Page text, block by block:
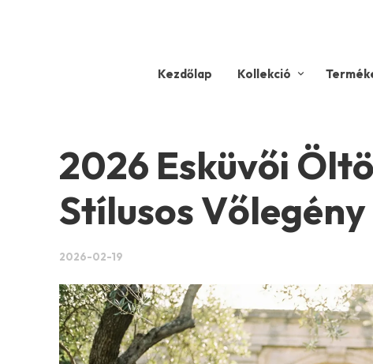
Kezdőlap Kollekció
2026 Esküvői
Stílusos
2026-02-19